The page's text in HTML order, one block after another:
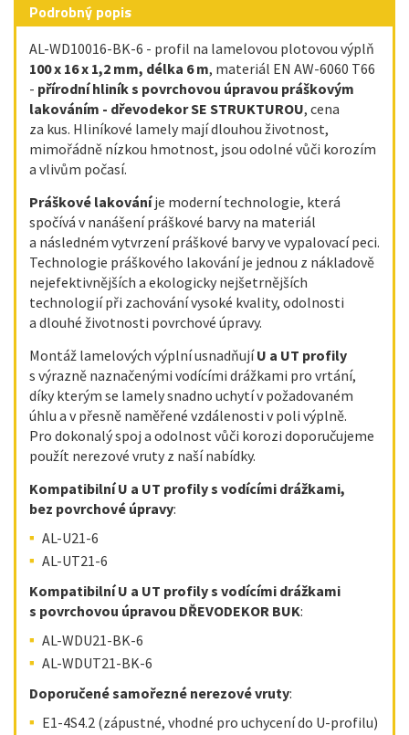
Podrobný popis
AL-WD10016-BK-6 - profil na lamelovou plotovou výplň
100 x 16 x 1,2 mm, délka 6 m, materiál EN AW-6060 T66
- přírodní hliník s povrchovou úpravou práškovým
lakováním - dřevodekor SE STRUKTUROU, cena
za kus. Hliníkové lamely mají dlouhou životnost,
mimořádně nízkou hmotnost, jsou odolné vůči korozím
a vlivům počasí.
Práškové lakováníje moderní technologie, která
spočívá v nanášení práškové barvy na materiál
a následném vytvrzení práškové barvy ve vypalovací peci.
Technologie práškového lakování je jednou z nákladově
nejefektivnějších a ekologicky nejšetrnějších
technologií při zachování vysoké kvality, odolnosti
a dlouhé životnosti povrchové úpravy.
Montáž lamelových výplní usnadňujíU a UT profily
s výrazně naznačenými vodícími drážkami pro vrtání,
díky kterým se lamely snadno uchytí v požadovaném
úhlu a v přesně naměřené vzdálenosti v poli výplně.
Pro dokonalý spoj a odolnost vůči korozi doporučujeme
použít nerezové vruty z naší nabídky.
Kompatibilní U a UT profily s vodícími drážkami,
bez povrchové úpravy:
AL-U21-6
AL-UT21-6
Kompatibilní U a UT profily s vodícími drážkami
s povrchovou úpravou DŘEVODEKOR BUK:
AL-WDU21-BK-6
AL-WDUT21-BK-6
Doporučené samořezné nerezové vruty:
E1-4S4.2 (zápustné, vhodné pro uchycení do U-profilu)